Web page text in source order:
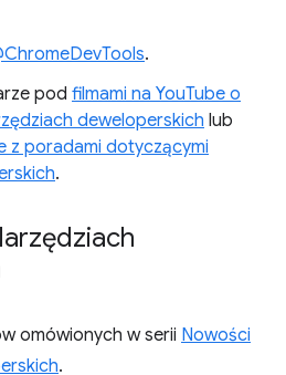
.
pod filmami na YouTube o
deweloperskich lub
z poradami dotyczącymi
.
omówionych w serii Nowości
.